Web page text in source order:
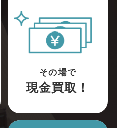
その場で
現金買取！